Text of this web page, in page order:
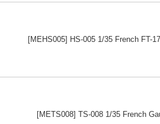
[MEHS005] HS-005 1/35 French FT-
[METS008] TS-008 1/35 French